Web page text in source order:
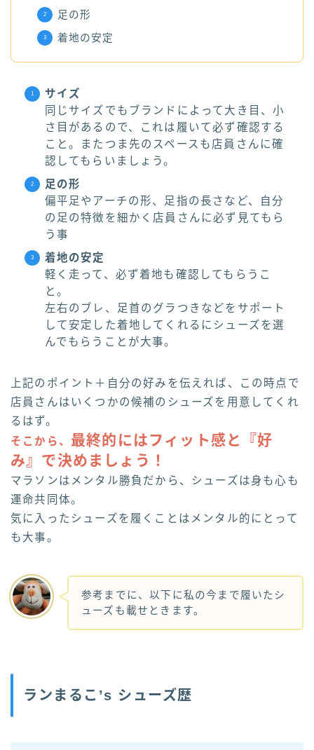
足の形
着地の安定
サイズ
同じサイズでもブランドによって大き目、小
さ目があるので、これは履いて必ず確認する
こと。またつま先のスペースも店員さんに確
認してもらいましょう。
足の形
偏平足やアーチの形、足指の長さなど、自分
の足の特徴を細かく店員さんに必ず見てもら
う事
着地の安定
軽く走って、必ず着地も確認してもらうこ
と。
左右のブレ、足首のグラつきなどをサポート
して安定した着地してくれるにシューズを選
んでもらうことが大事。
上記のポイント＋自分の好みを伝えれば、この時点で
店員さんはいくつかの候補のシューズを用意してくれ
るはず。
そこから、 最終的にはフィット感と『好
み』で決めましょう！
マラソンはメンタル勝負だから、シューズは身も心も
運命共同体。
気に入ったシューズを履くことはメンタル的にとって
も大事。
参考までに、以下に私の今まで履いたシ
ューズも載せときます。
ランまるこ’s シューズ歴